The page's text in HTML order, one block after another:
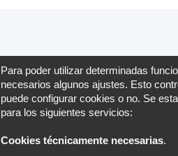
Para poder utilizar determinadas
necesarios algunos ajustes. Esto
puede configurar cookies o no. Se
para los siguientes servicios:
Cookies técnicamente necesarias.